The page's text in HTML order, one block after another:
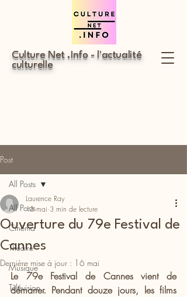
Culture Net .Info - l'actualité
culturelle
Post
All Posts
Cinéma
Théâtre
Musique
Télévision
All Posts
Ouverture du 79e Festival de
Cannes
Laurence Ray
13 mai 3 min de lecture
Dernière mise à jour : 16 mai
Le 79e Festival de Cannes vient de
démarrer. Pendant douze jours, les films